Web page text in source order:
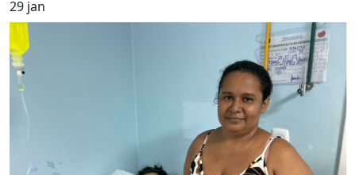
29 jan